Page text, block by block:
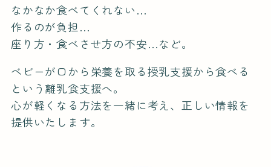
なかなか食べてくれない…
作るのが負担…
座り方・食べさせ方の不安…など。
ベビーが口から栄養を取る授乳支援から食べる
という離乳食支援へ。
心が軽くなる方法を一緒に考え、正しい情報を
提供いたします。